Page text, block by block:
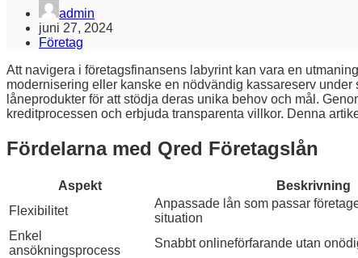
admin
juni 27, 2024
Företag
Att navigera i företagsfinansens labyrint kan vara en
modernisering eller kanske en nödvändig kassareserv
låneprodukter för att stödja deras unika behov och mål.
kreditprocessen och erbjuda transparenta villkor. Denna
Fördelarna med Qred Företagslån
Aspekt Beskrivning
Flexibilitet
Anpassade lån som passar
situation
Enkel
ansökningsprocess
Snabbt onlineförfarande utan